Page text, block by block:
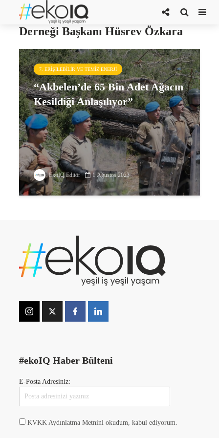
Türkiye Ormancılar
Derneği Başkanı Hüsrev Özkara
7. ERIŞILEBILIR VE TEMIZ ENERJI
“Akbelen’de 65 Bin Adet Ağacın
Kesildiği Anlaşılıyor”
EkoIQ Editör 1 Ağustos 2023
#ekoIQ Haber Bülteni
E-Posta Adresiniz:
KVKK Aydınlatma Metnini okudum, kabul ediyorum.